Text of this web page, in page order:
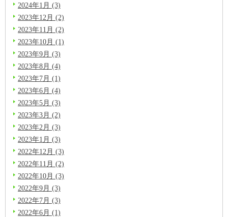
2024年1月 (3)
2023年12月 (2)
2023年11月 (2)
2023年10月 (1)
2023年9月 (3)
2023年8月 (4)
2023年7月 (1)
2023年6月 (4)
2023年5月 (3)
2023年3月 (2)
2023年2月 (3)
2023年1月 (3)
2022年12月 (3)
2022年11月 (2)
2022年10月 (3)
2022年9月 (3)
2022年7月 (3)
2022年6月 (1)